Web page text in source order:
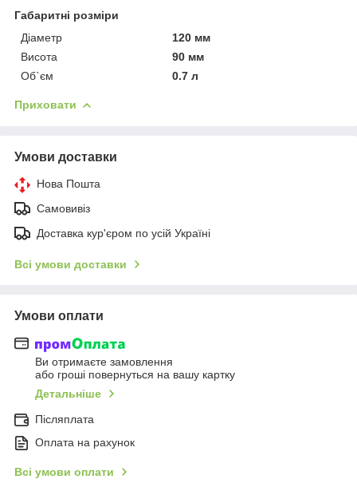
Габаритні розміри
Діаметр
120 мм
Висота
90 мм
Об`єм
0.7 л
Приховати
Умови доставки
Нова Пошта
Самовивіз
Доставка кур'єром по усій Україні
Всі умови доставки
Умови оплати
Ви отримаєте замовлення
або гроші повернуться на вашу картку
Детальніше
Післяплата
Оплата на рахунок
Всі умови оплати